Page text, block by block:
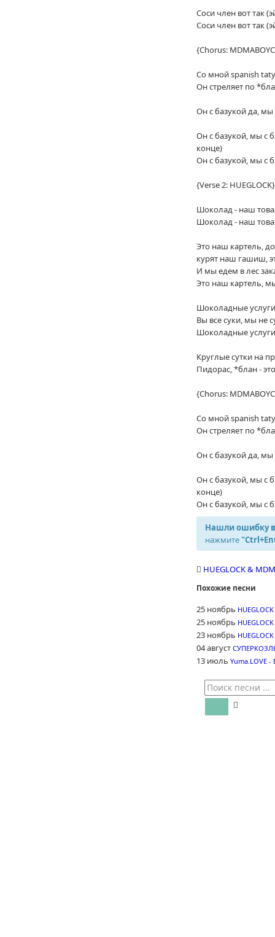
Соси член вот так
Соси член вот так
{Chorus:
Со мной spanish
Он стреляет по
Он с базукой да, мы
Он с базукой, мы с
конце)
Он с базукой, мы с
{Verse 2: HUEGLOCK}
Шоколад - наш
Шоколад - наш
Это наш картель,
курят наш гашиш,
И мы едем в лес
Это наш картель,
Шоколадные
Вы все суки, мы не
Шоколадные
Круглые сутки на
Пидорас, *блан -
{Chorus:
Со мной spanish
Он стреляет по
Он с базукой да, мы
Он с базукой, мы с
конце)
Он с базукой, мы с
Нашли ошибку в
нажмите
HUEGLOCK &
Похожие песни
25 ноябрь
25 ноябрь
23 ноябрь
04 август
13 июль Yuma.LOVE